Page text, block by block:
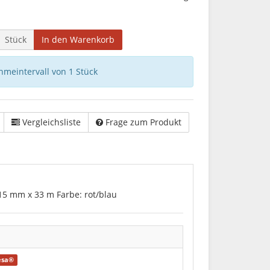
Stück In den Warenkorb
von 1 Stück
Vergleichsliste Frage zum Produkt
mm x 33 m Farbe: rot/blau